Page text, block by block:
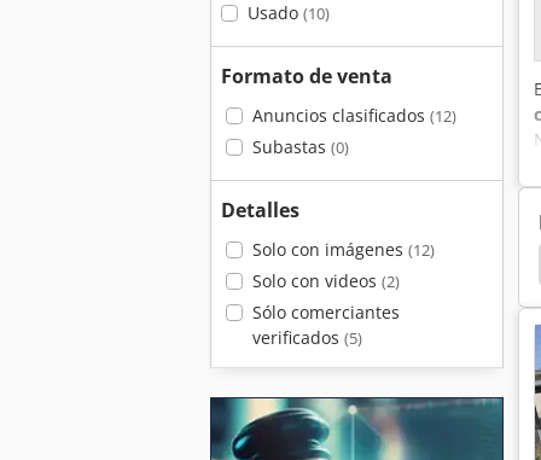
Usado (10)
Formato de venta
Anuncios clasificados (12)
Subastas (0)
Detalles
Solo con imágenes (12)
Solo con videos (2)
Sólo comerciantes
verificados (5)
Bergmann Slt 2104 Compactación